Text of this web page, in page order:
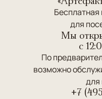
Бесплатная
для
Мы
c
По
возможно
для
+7